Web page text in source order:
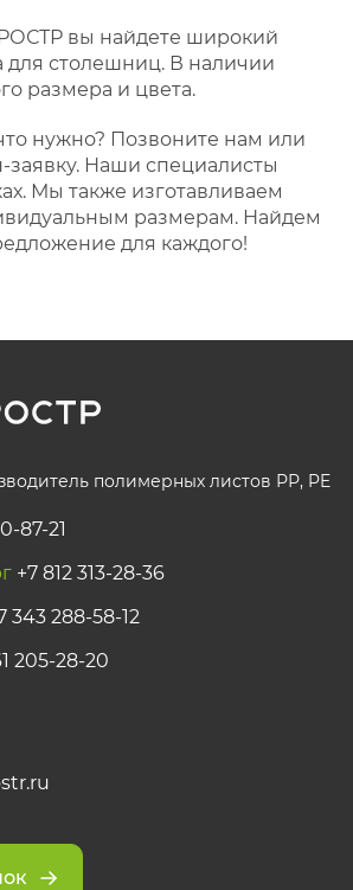
вы найдете широкий
для столешниц. В наличии
размера и цвета.
нужно? Позвоните нам или
заявку. Наши специалисты
Мы также изготавливаем
размерам. Найдем
для каждого!
полимерных листов РР, PE
87-21
+7 812 313-28-36
343 288-58-12
205-28-20